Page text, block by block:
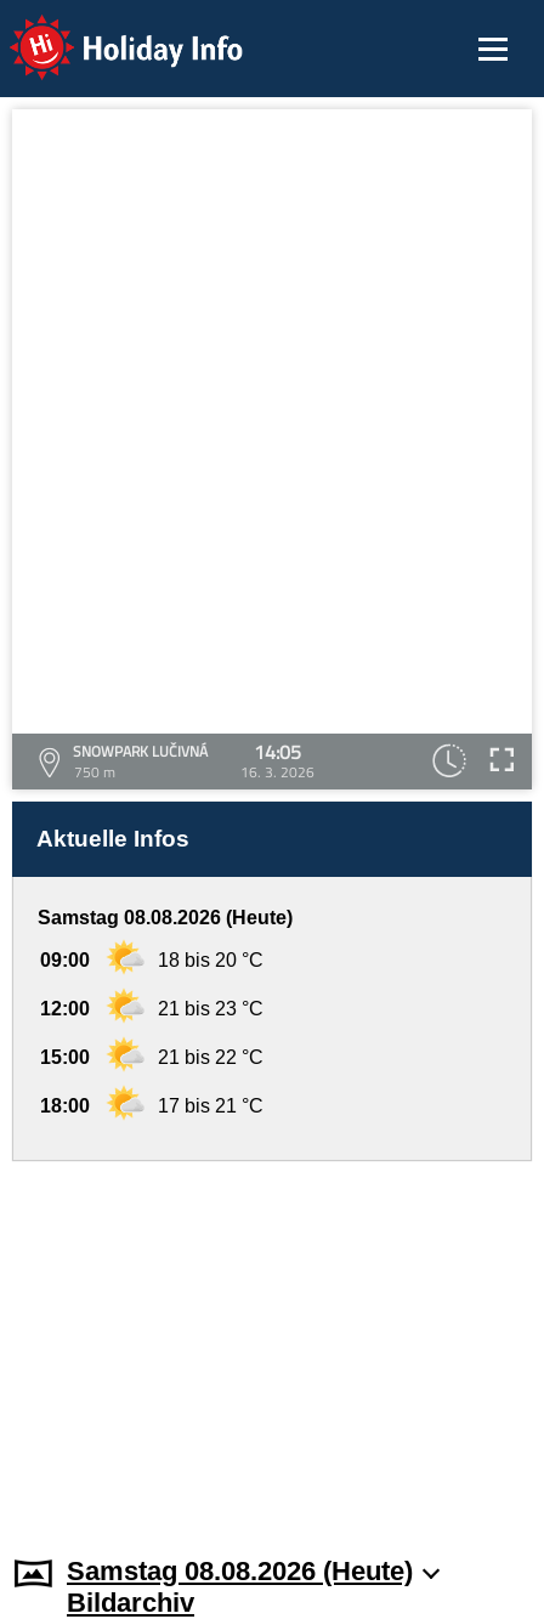
Holiday Info
SNOWPARK LUČIVNÁ
750 m
14:05
16. 3. 2026
Aktuelle Infos
Samstag 08.08.2026 (Heute)
09:00 18 bis 20 °C
12:00 21 bis 23 °C
15:00 21 bis 22 °C
18:00 17 bis 21 °C
Samstag 08.08.2026 (Heute)
Bildarchiv